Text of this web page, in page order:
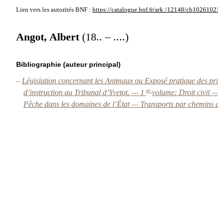
Lien vers les autorités BNF : https://catalogue.bnf.fr/ark:/12148/
Angot, Albert (18.. – ....)
Bibliographie (auteur principal)
– Législation concernant les Animaux ou Exposé pratique des
d’instruction au Tribunal d’Yvetot. — 1 ervolume: Droit civil
Pêche dans les domaines de l’État — Transports par